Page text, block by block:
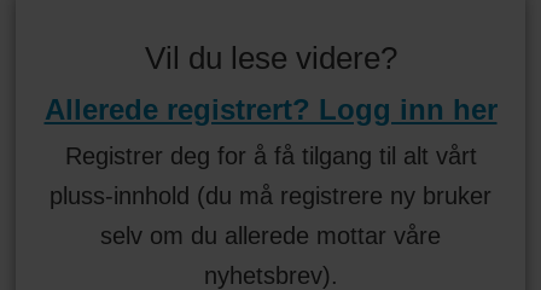
Vil du lese videre?
Allerede registrert? Logg inn her
Registrer deg for å få tilgang til alt vårt
pluss-innhold (du må registrere ny bruker
selv om du allerede mottar våre
nyhetsbrev).